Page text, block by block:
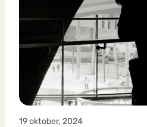
19 oktober, 2024